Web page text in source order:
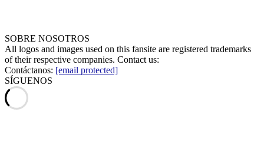
SOBRE NOSOTROS
All logos and images used on this fansite are registered trademarks
of their respective companies. Contact us:
Contáctanos: [email protected]
SÍGUENOS